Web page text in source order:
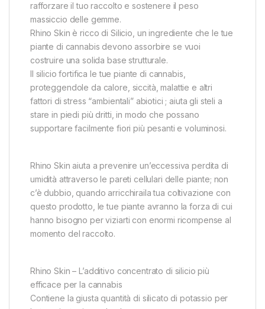
rafforzare il tuo raccolto e sostenere il peso
massiccio delle gemme.
Rhino Skin è ricco di Silicio, un ingrediente che le tue
piante di cannabis devono assorbire se vuoi
costruire una solida base strutturale.
Il silicio fortifica le tue piante di cannabis,
proteggendole da calore, siccità, malattie e altri
fattori di stress “ambientali” abiotici ; aiuta gli steli a
stare in piedi più dritti, in modo che possano
supportare facilmente fiori più pesanti e voluminosi.
Rhino Skin aiuta a prevenire un’eccessiva perdita di
umidità attraverso le pareti cellulari delle piante; non
c’è dubbio, quando arricchiraila tua coltivazione con
questo prodotto, le tue piante avranno la forza di cui
hanno bisogno per viziarti con enormi ricompense al
momento del raccolto.
Rhino Skin – L’additivo concentrato di silicio più
efficace per la cannabis
Contiene la giusta quantità di silicato di potassio per